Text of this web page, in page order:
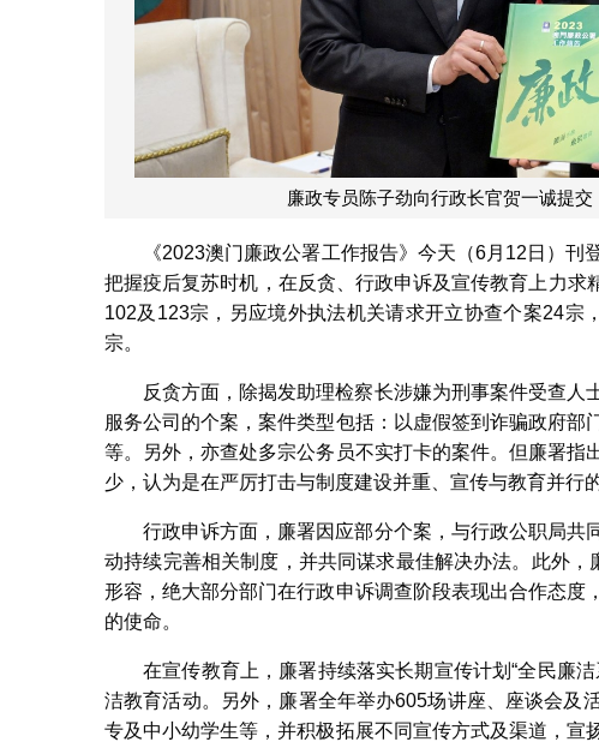
廉政专员陈子劲向行政长官贺一诚提交
《2023澳门廉政公署工作报告》今天（6月12日）
把握疫后复苏时机，在反贪、行政申诉及宣传教育上力
102及123宗，另应境外执法机关请求开立协查个案24宗
宗。
反贪方面，除揭发助理检察长涉嫌为刑事案件受查
服务公司的个案，案件类型包括：以虚假签到诈骗政府
等。另外，亦查处多宗公务员不实打卡的案件。但廉署
少，认为是在严厉打击与制度建设并重、宣传与教育并行
行政申诉方面，廉署因应部分个案，与行政公职局
动持续完善相关制度，并共同谋求最佳解决办法。此外，
形容，绝大部分部门在行政申诉调查阶段表现出合作态
的使命。
在宣传教育上，廉署持续落实长期宣传计划“全民廉
洁教育活动。另外，廉署全年举办605场讲座、座谈会及
专及中小幼学生等，并积极拓展不同宣传方式及渠道，宣